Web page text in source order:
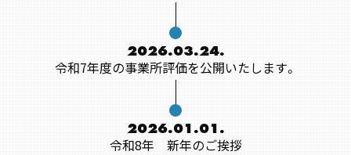
2026.03.24.
令和7年度の事業所評価を公開いたします。
2026.01.01.
令和8年 新年のご挨拶